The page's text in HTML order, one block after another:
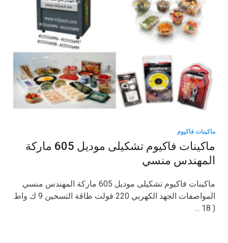
ماكينات فاكيوم
ماكينات فاكيوم تشكيلى موديل 605 ماركة
المهندس منسي
ماكينات فاكيوم تشكيلى موديل 605 ماركة المهندس منسي
المواصفات الجهد الكهربي 220 فولت طاقة التسخين 9 ك واط
( 18 …